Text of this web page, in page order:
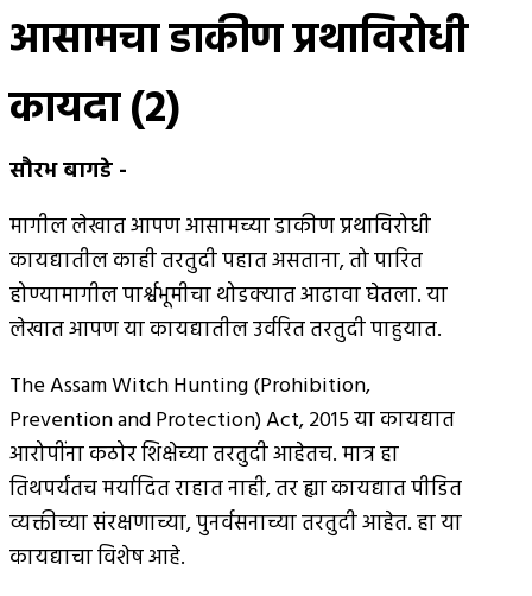
आसामचा डाकीण प्रथाविरोधी
कायदा (2)
सौरभ बागडे -
मागील लेखात आपण आसामच्या डाकीण प्रथाविरोधी
कायद्यातील काही तरतुदी पहात असताना, तो पारित
होण्यामागील पार्श्वभूमीचा थोडक्यात आढावा घेतला. या
लेखात आपण या कायद्यातील उर्वरित तरतुदी पाहुयात.
The Assam Witch Hunting (Prohibition,
Prevention and Protection) Act, 2015 या कायद्यात
आरोपींना कठोर शिक्षेच्या तरतुदी आहेतच. मात्र हा
तिथपर्यंतच मर्यादित राहात नाही, तर ह्या कायद्यात पीडित
व्यक्तीच्या संरक्षणाच्या, पुनर्वसनाच्या तरतुदी आहेत. हा या
कायद्याचा विशेष आहे.